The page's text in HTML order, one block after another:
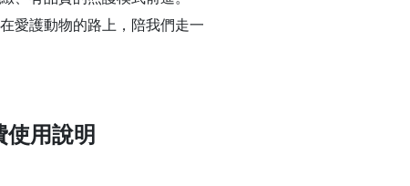
愛護動物的路上，陪我們走一
使用說明